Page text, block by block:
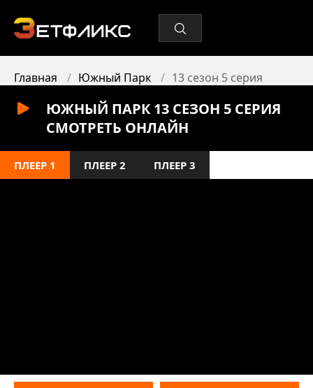
Главная Южный Парк 13 сезон 5 серия
ЮЖНЫЙ ПАРК 13 СЕЗОН 5 СЕРИЯ
СМОТРЕТЬ ОНЛАЙН
ПЛЕЕР 1 ПЛЕЕР 2 ПЛЕЕР 3